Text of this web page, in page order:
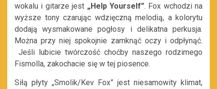
wokalu i gitarze jest „Help Yourself”. Fox wchodzi na
wyższe tony czarując wdzięczną melodią, a kolorytu
dodają wysmakowane pogłosy i delikatna perkusja.
Można przy niej spokojnie zamknąć oczy i odpłynąć.
Jeśli lubicie twórczość choćby naszego rodzimego
Fismolla, zakochacie się w tej piosence.
Siłą płyty „Smolik/Kev Fox” jest niesamowity klimat,